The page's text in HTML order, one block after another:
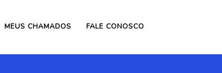
MEUS CHAMADOS FALE CONOSCO